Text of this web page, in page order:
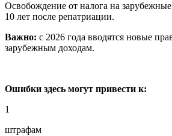
Освобождение от налога на
10 лет после репатриации.
Важно: с 2026 года вводятся новые
зарубежным доходам.
Ошибки здесь могут привести к:
1
штрафам